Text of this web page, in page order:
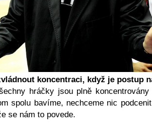
koncentraci, když je postup
hráčky jsou plně
spolu bavíme, nechceme nic
se nám to povede.